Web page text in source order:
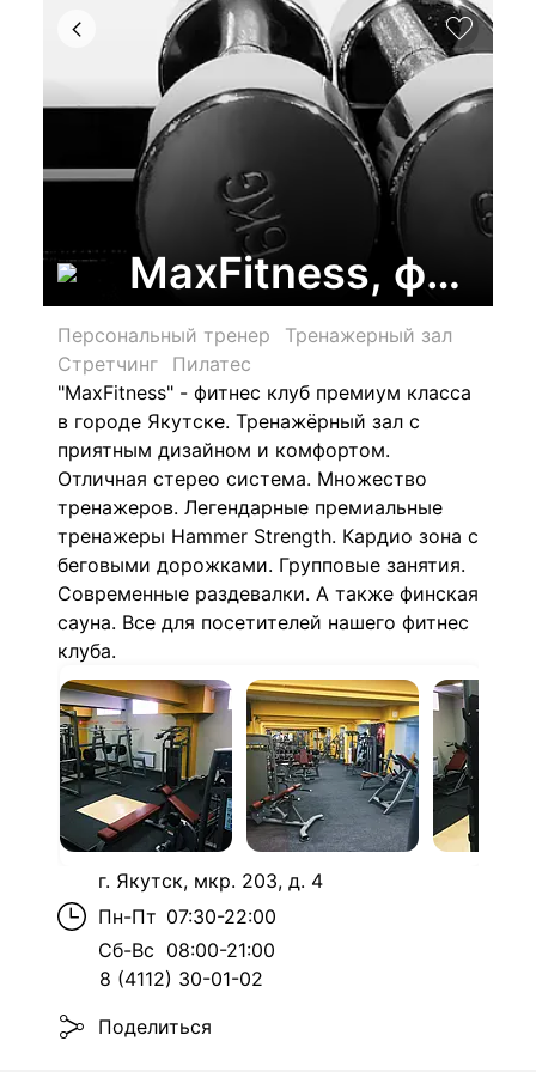
MaxFitness,
Персональный тренер
Тренажерный зал
Стретчинг
Пилатес
"MaxFitness" - фитнес клуб премиум класса
в городе Якутске. Тренажёрный зал с
приятным дизайном и комфортом.
Отличная стерео система. Множество
тренажеров. Легендарные премиальные
тренажеры Hammer Strength. Кардио зона с
беговыми дорожками. Групповые занятия.
Современные раздевалки. А также финская
сауна. Все для посетителей нашего фитнес
клуба.
г. Якутск, мкр. 203, д. 4
Пн-Пт 07:30-22:00
Сб-Вс 08:00-21:00
8 (4112) 30-01-02
Поделиться